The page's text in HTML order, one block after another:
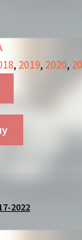
, 2019, 2020,
2022